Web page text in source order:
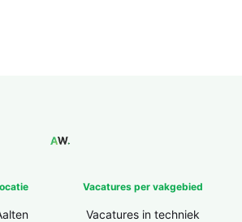
Vacatures per vakgebied
Vacatures in techniek